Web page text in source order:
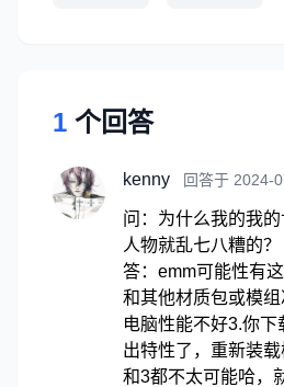
1 个回答
kenny 回答于 2024-
问：为什么我的我的
人物就乱七八糟的？
答：emm可能性有
和其他材质包或模
电脑性能不好3.你
出特性了，重新装
和3都不太可能哈，